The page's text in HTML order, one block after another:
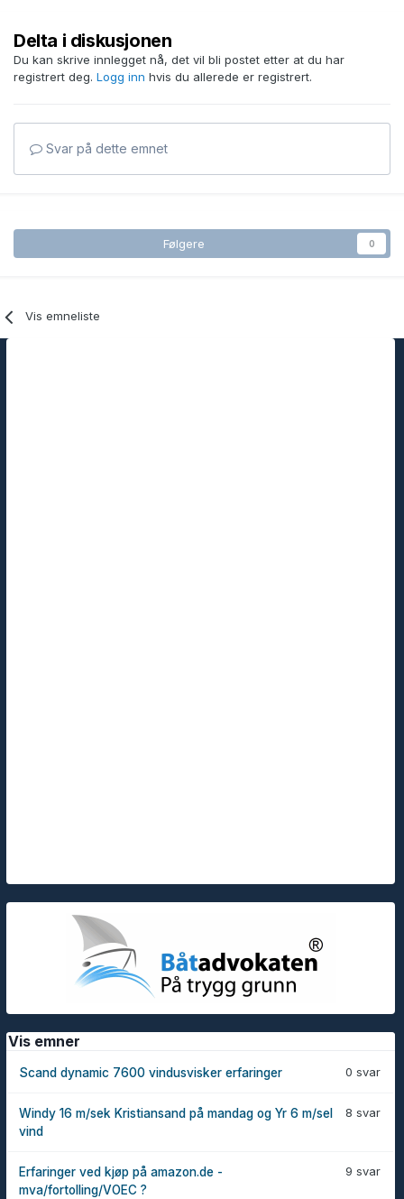
Delta i diskusjonen
Du kan skrive innlegget nå, det vil bli postet etter at du har
registrert deg. Logg inn hvis du allerede er registrert.
Svar på dette emnet
Følgere 0
Vis emneliste
Vis emner
0 svar
Scand dynamic 7600 vindusvisker erfaringer
8 svar
Windy 16 m/sek Kristiansand på mandag og Yr 6 m/sel
vind
9 svar
Erfaringer ved kjøp på amazon.de -
mva/fortolling/VOEC ?